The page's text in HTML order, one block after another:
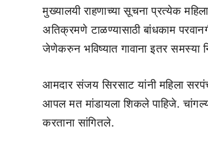
मुख्यालयी राहणाच्या सूचना प्रत्येक
अतिक्रमणे टाळण्यासाठी बांधकाम
जेणेकरुन भविष्यात गावाना इतर समस्या
आमदार संजय सिरसाट यांनी महिला
आपल मत मांडायला शिकले पाहिजे.
करताना सांगितले.